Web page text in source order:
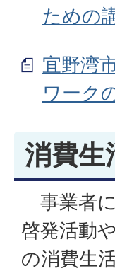
ための
宜野湾
ワーク
消費生
事業者
啓発活動
の消費生